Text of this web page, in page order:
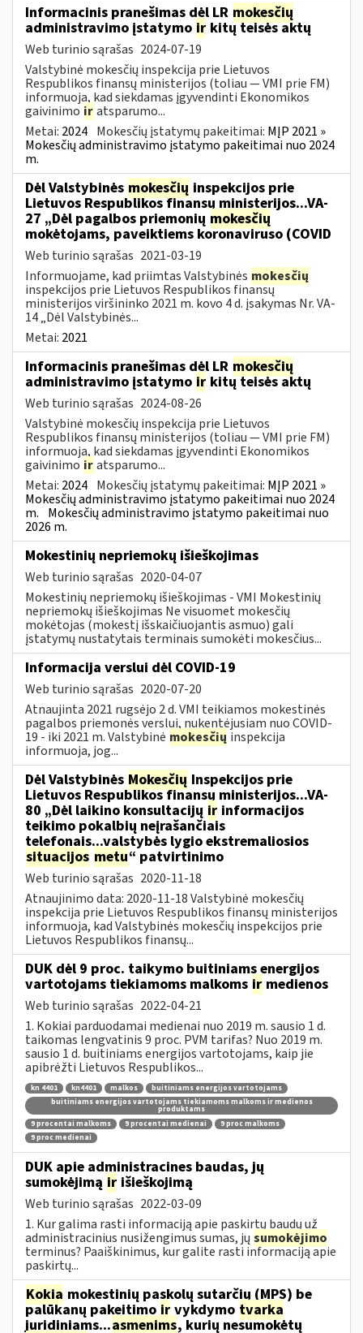
Informacinis pranešimas dėl LR mokesčių
administravimo įstatymo ir kitų teisės aktų
Web turinio sąrašas 2024-07-19
Valstybinė mokesčių inspekcija prie Lietuvos
Respublikos finansų ministerijos (toliau — VMI prie FM)
informuoja, kad siekdamas įgyvendinti Ekonomikos
gaivinimo iratsparumo...
Metai: 2024 Mokesčių įstatymų pakeitimai: MĮP 2021 »
Mokesčių administravimo įstatymo pakeitimai nuo 2024
m.
Dėl Valstybinės mokesčių inspekcijos prie
Lietuvos Respublikos finansų ministerijos...VA-
27 „Dėl pagalbos priemonių mokesčių
mokėtojams, paveiktiems koronaviruso (COVID
Web turinio sąrašas 2021-03-19
Informuojame, kad priimtas Valstybinės mokesčių
inspekcijos prie Lietuvos Respublikos finansų
ministerijos viršininko 2021 m. kovo 4 d. įsakymas Nr. VA-
14 „Dėl Valstybinės...
Metai: 2021
Informacinis pranešimas dėl LR mokesčių
administravimo įstatymo ir kitų teisės aktų
Web turinio sąrašas 2024-08-26
Valstybinė mokesčių inspekcija prie Lietuvos
Respublikos finansų ministerijos (toliau — VMI prie FM)
informuoja, kad siekdamas įgyvendinti Ekonomikos
gaivinimo iratsparumo...
Metai: 2024 Mokesčių įstatymų pakeitimai: MĮP 2021 »
Mokesčių administravimo įstatymo pakeitimai nuo 2024
m. Mokesčių administravimo įstatymo pakeitimai nuo
2026 m.
Mokestinių nepriemokų išieškojimas
Web turinio sąrašas 2020-04-07
Mokestinių nepriemokų išieškojimas - VMI Mokestinių
nepriemokų išieškojimas Ne visuomet mokesčių
mokėtojas (mokestį išskaičiuojantis asmuo) gali
įstatymų nustatytais terminais sumokėti mokesčius...
Informacija verslui dėl COVID-19
Web turinio sąrašas 2020-07-20
Atnaujinta 2021 rugsėjo 2 d. VMI teikiamos mokestinės
pagalbos priemonės verslui, nukentėjusiam nuo COVID-
19 - iki 2021 m. Valstybinė mokesčių inspekcija
informuoja, jog...
Dėl Valstybinės Mokesčių Inspekcijos prie
Lietuvos Respublikos finansų ministerijos...VA-
80 „Dėl laikino konsultacijų ir informacijos
teikimo pokalbių neįrašančiais
telefonais...valstybės lygio ekstremaliosios
situacijos metu“ patvirtinimo
Web turinio sąrašas 2020-11-18
Atnaujinimo data: 2020-11-18 Valstybinė mokesčių
inspekcija prie Lietuvos Respublikos finansų ministerijos
informuoja, kad Valstybinės mokesčių inspekcijos prie
Lietuvos Respublikos finansų...
DUK dėl 9 proc. taikymo buitiniams energijos
vartotojams tiekiamoms malkoms ir medienos
Web turinio sąrašas 2022-04-21
1. Kokiai parduodamai medienai nuo 2019 m. sausio 1 d.
taikomas lengvatinis 9 proc. PVM tarifas? Nuo 2019 m.
sausio 1 d. buitiniams energijos vartotojams, kaip jie
apibrėžti Lietuvos Respublikos...
kn 4401 kn4401 malkos
buitiniams energijos vartotojams
buitiniams energijos vartotojams tiekiamoms malkoms ir medienos
produktams
9 procentai malkoms
9 procentai medienai
9 proc malkoms
9 proc medienai
DUK apie administracines baudas, jų
sumokėjimą ir išieškojimą
Web turinio sąrašas 2022-03-09
1. Kur galima rasti informaciją apie paskirtų baudų už
administracinius nusižengimus sumas, jų sumokėjimo
terminus? Paaiškinimus, kur galite rasti informaciją apie
paskirtų...
Kokia mokestinių paskolų sutarčių (MPS) be
palūkanų pakeitimo ir vykdymo tvarka
juridiniams...asmenims, kurių nesumokėtų